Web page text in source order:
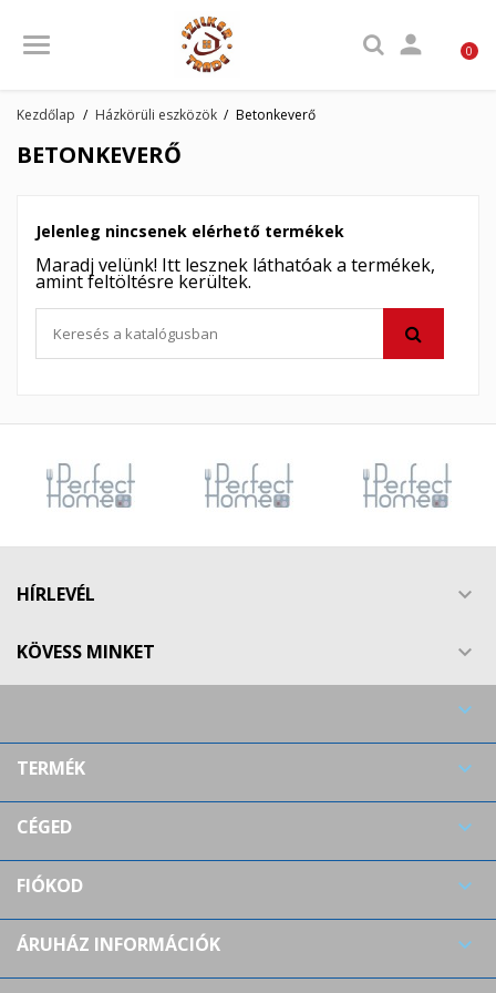
 0
Kezdőlap Házkörüli eszközök Betonkeverő
BETONKEVERŐ
Jelenleg nincsenek elérhető termékek
Maradj velünk! Itt lesznek láthatóak a termékek,
amint feltöltésre kerültek.
HÍRLEVÉL 
KÖVESS MINKET 

TERMÉK 
CÉGED 
FIÓKOD 
ÁRUHÁZ INFORMÁCIÓK 
My wishlists ×
((modalTitle)) ×
((confirmMessage))
Kívánságlista neve
Be kell jelentkezned a termékek kívánságlistába történő
mentéséhez.